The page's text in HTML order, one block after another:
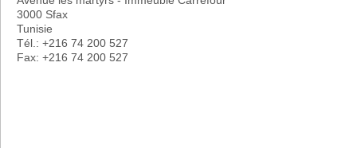
3000 Sfax
Tunisie
Tél.: +216 74 200 527
Fax: +216 74 200 527